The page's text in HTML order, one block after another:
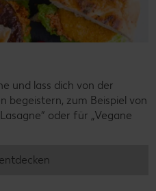
und lass dich von der
begeistern, zum Beispiel von
oder für „Vegane